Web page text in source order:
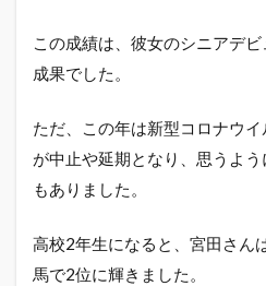
この成績は、彼女のシニアデ
成果でした。
ただ、この年は新型コロナウ
が中止や延期となり、思うよ
もありました。
高校2年生になると、宮田さん
馬で2位に輝きました。